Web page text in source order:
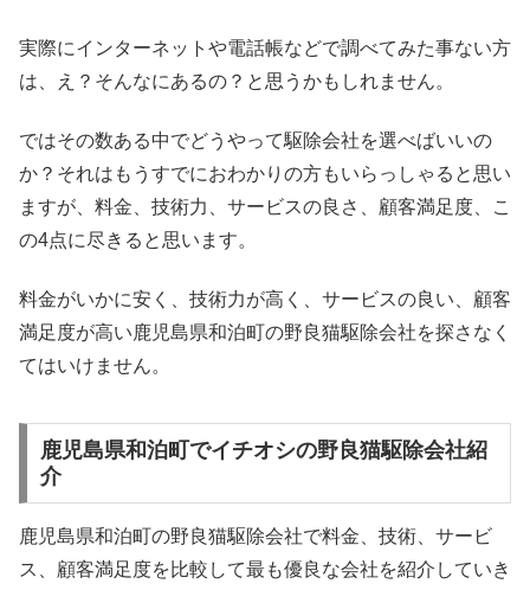
実際にインターネットや電話帳などで調べてみた事ない方
は、え？そんなにあるの？と思うかもしれません。
ではその数ある中でどうやって駆除会社を選べばいいの
か？それはもうすでにおわかりの方もいらっしゃると思い
ますが、料金、技術力、サービスの良さ、顧客満足度、こ
の4点に尽きると思います。
料金がいかに安く、技術力が高く、サービスの良い、顧客
満足度が高い鹿児島県和泊町の野良猫駆除会社を探さなく
てはいけません。
鹿児島県和泊町でイチオシの野良猫駆除会社紹
介
鹿児島県和泊町の野良猫駆除会社で料金、技術、サービ
ス、顧客満足度を比較して最も優良な会社を紹介していき